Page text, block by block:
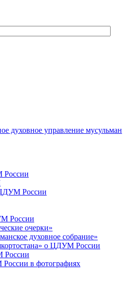
духовное управление мусульман
России
России
очерки»
духовное собрание»
о ЦДУМ России
в фотографиях